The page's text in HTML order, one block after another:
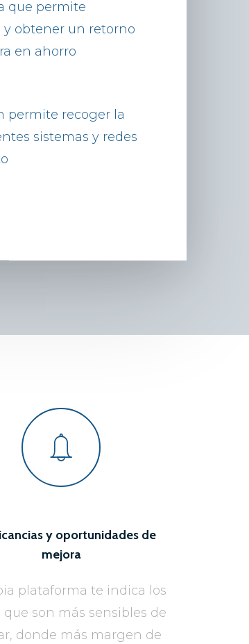
que permite
obtener un retorno
en ahorro
permite recoger la
sistemas y redes
y oportunidades de
mejora
plataforma te indica los
que son más sensibles de
donde más margen de